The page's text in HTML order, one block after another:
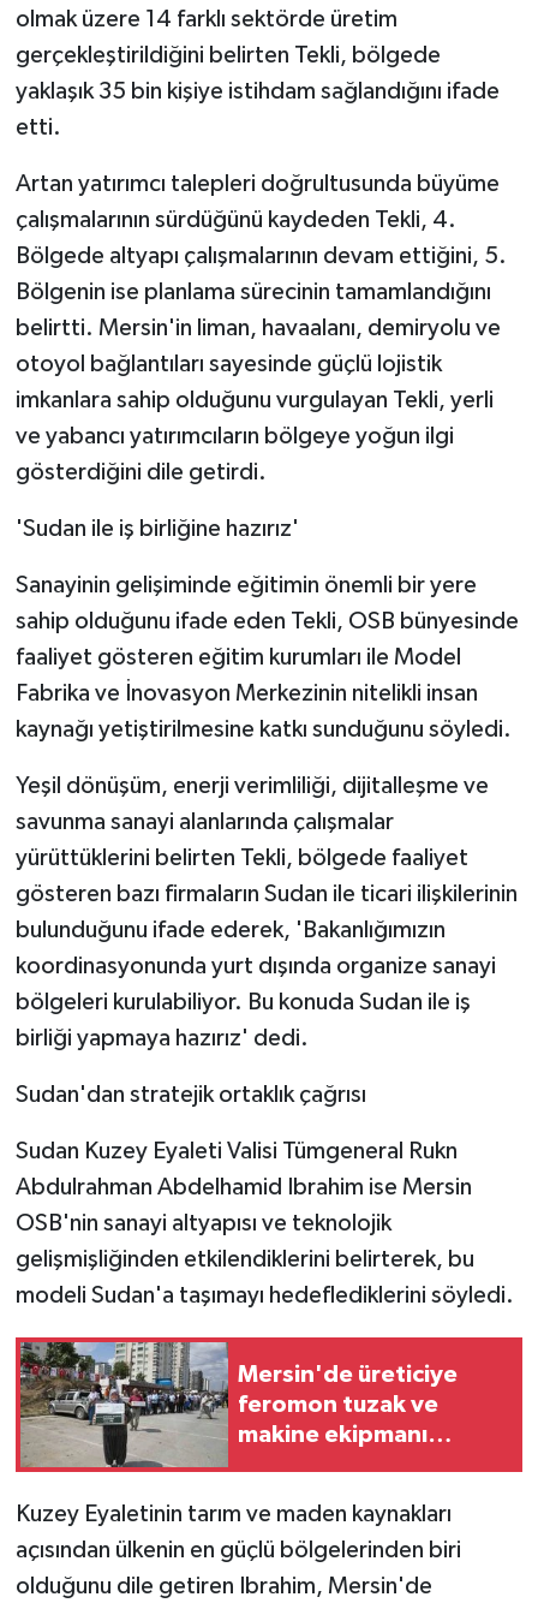
olmak üzere 14 farklı sektörde üretim
gerçekleştirildiğini belirten Tekli, bölgede
yaklaşık 35 bin kişiye istihdam sağlandığını ifade
etti.
Artan yatırımcı talepleri doğrultusunda büyüme
çalışmalarının sürdüğünü kaydeden Tekli, 4.
Bölgede altyapı çalışmalarının devam ettiğini, 5.
Bölgenin ise planlama sürecinin tamamlandığını
belirtti. Mersin'in liman, havaalanı, demiryolu ve
otoyol bağlantıları sayesinde güçlü lojistik
imkanlara sahip olduğunu vurgulayan Tekli, yerli
ve yabancı yatırımcıların bölgeye yoğun ilgi
gösterdiğini dile getirdi.
'Sudan ile iş birliğine hazırız'
Sanayinin gelişiminde eğitimin önemli bir yere
sahip olduğunu ifade eden Tekli, OSB bünyesinde
faaliyet gösteren eğitim kurumları ile Model
Fabrika ve İnovasyon Merkezinin nitelikli insan
kaynağı yetiştirilmesine katkı sunduğunu söyledi.
Yeşil dönüşüm, enerji verimliliği, dijitalleşme ve
savunma sanayi alanlarında çalışmalar
yürüttüklerini belirten Tekli, bölgede faaliyet
gösteren bazı firmaların Sudan ile ticari ilişkilerinin
bulunduğunu ifade ederek, 'Bakanlığımızın
koordinasyonunda yurt dışında organize sanayi
bölgeleri kurulabiliyor. Bu konuda Sudan ile iş
birliği yapmaya hazırız' dedi.
Sudan'dan stratejik ortaklık çağrısı
Sudan Kuzey Eyaleti Valisi Tümgeneral Rukn
Abdulrahman Abdelhamid Ibrahim ise Mersin
OSB'nin sanayi altyapısı ve teknolojik
gelişmişliğinden etkilendiklerini belirterek, bu
modeli Sudan'a taşımayı hedeflediklerini söyledi.
Mersin'de üreticiye
feromon tuzak ve
makine ekipmanı
Kuzey Eyaletinin tarım ve maden kaynakları
açısından ülkenin en güçlü bölgelerinden biri
olduğunu dile getiren Ibrahim, Mersin'de